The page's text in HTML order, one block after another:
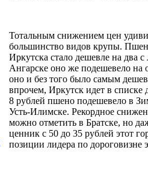
Тотальным снижением цен
большинство видов крупы.
Иркутска стало дешевле на два
Ангарске оно же подешевело на
оно и без того было самым
впрочем, Иркутск идет в
8 рублей пшено подешевело в
Усть-Илимске. Рекордное
можно отметить в Братске, но
ценник с 50 до 35 рублей этот
позиции лидера по дороговизне